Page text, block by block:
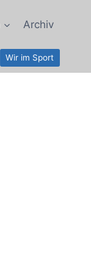
Archiv
Wir im Sport